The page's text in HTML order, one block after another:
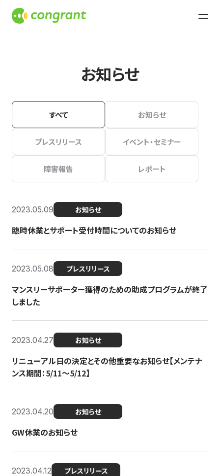
お知らせ
すべて お知らせ
プレスリリース イベント・セミナー
障害報告 レポート
2023.05.09 お知らせ
臨時休業とサポート受付時間についてのお知らせ
2023.05.08 プレスリリース
マンスリーサポーター獲得のための助成プログラムが終了
しました
2023.04.27 お知らせ
リニューアル日の決定とその他重要なお知らせ【メンテナ
ンス期間：5/11～5/12】
2023.04.20 お知らせ
GW休業のお知らせ
2023.04.12 プレスリリース